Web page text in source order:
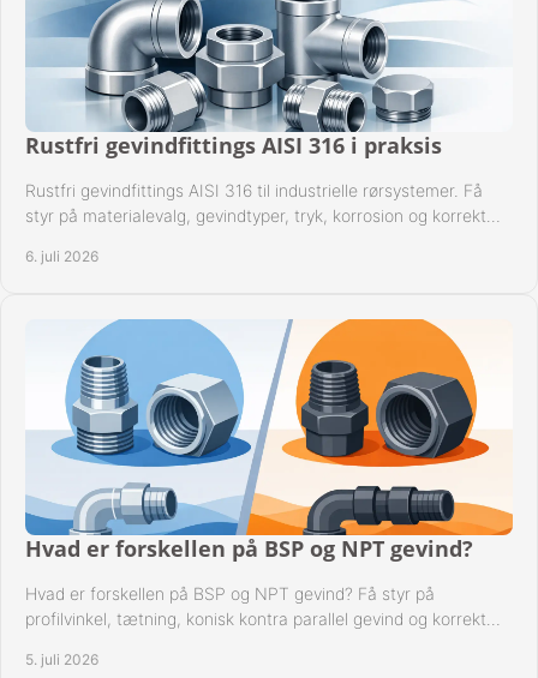
Rustfri gevindfittings AISI 316 i praksis
Rustfri gevindfittings AISI 316 til industrielle rørsystemer. Få
styr på materialevalg, gevindtyper, tryk, korrosion og korrekt
6. juli 2026
Hvad er forskellen på BSP og NPT gevind?
Hvad er forskellen på BSP og NPT gevind? Få styr på
profilvinkel, tætning, konisk kontra parallel gevind og korrekt
5. juli 2026